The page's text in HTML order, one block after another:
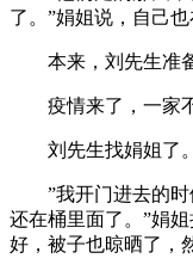
了。”娟姐说，自己
本来，刘先生准备
疫情来了，一家不
刘先生找娟姐了。
”我开门进去的时
还在桶里面了。”娟
好，被子也晾晒了，